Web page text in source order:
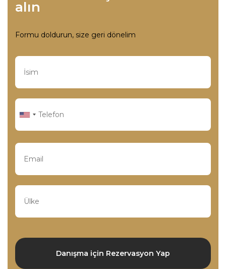
alın
Formu doldurun, size geri dönelim